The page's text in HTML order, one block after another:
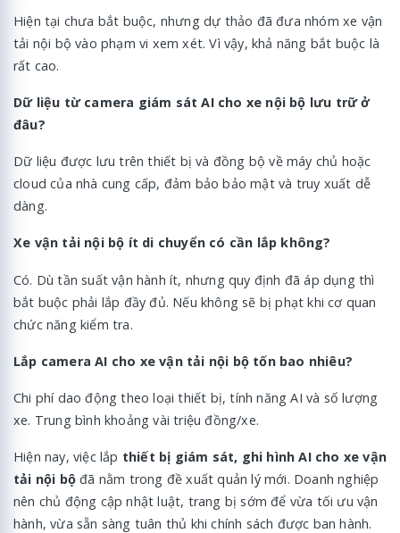
Hiện tại chưa bắt buộc, nhưng dự thảo đã đưa nhóm xe vận
tải nội bộ vào phạm vi xem xét. Vì vậy, khả năng bắt buộc là
rất cao.
Dữ liệu từ camera giám sát AI cho xe nội bộ lưu trữ ở
đâu?
Dữ liệu được lưu trên thiết bị và đồng bộ về máy chủ hoặc
cloud của nhà cung cấp, đảm bảo bảo mật và truy xuất dễ
dàng.
Xe vận tải nội bộ ít di chuyển có cần lắp không?
Có. Dù tần suất vận hành ít, nhưng quy định đã áp dụng thì
bắt buộc phải lắp đầy đủ. Nếu không sẽ bị phạt khi cơ quan
chức năng kiểm tra.
Lắp camera AI cho xe vận tải nội bộ tốn bao nhiêu?
Chi phí dao động theo loại thiết bị, tính năng AI và số lượng
xe. Trung bình khoảng vài triệu đồng/xe.
Hiện nay, việc lắp thiết bị giám sát, ghi hình AI cho xe vận
tải nội bộ đã nằm trong đề xuất quản lý mới. Doanh nghiệp
nên chủ động cập nhật luật, trang bị sớm để vừa tối ưu vận
hành, vừa sẵn sàng tuân thủ khi chính sách được ban hành.